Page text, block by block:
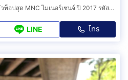
Toyota Vellfire 2.5 Z G Edition ตัวท็อปสุด MNC ไมเนอร์เชนจ์ ปี 2017 รหัสสินค้า CHG0
LINE โทร